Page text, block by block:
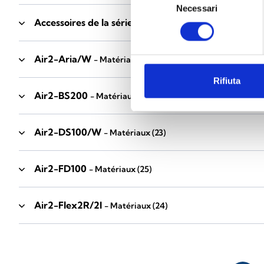
consenso
Necessari
Rifiuta
Accessoires de la série Industrial - Matériaux
Air2-Aria/W - Matériaux
Air2-BS200 - Matériaux (34)
Air2-DS100/W - Matériaux(23)
Air2-FD100 - Matériaux(25)
Air2-Flex2R/2I - Matériaux(24)